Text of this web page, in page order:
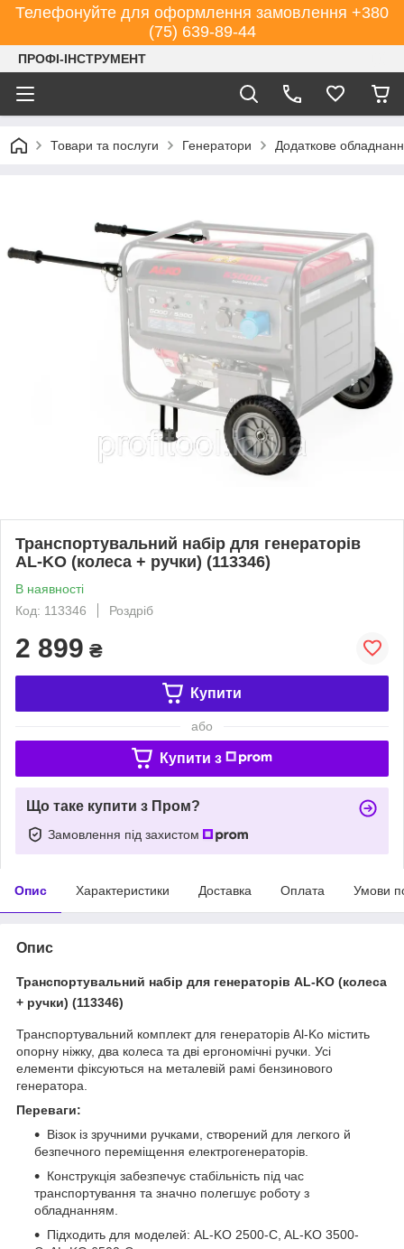
Телефонуйте для оформлення замовлення +380
(75) 639-89-44
ПРОФІ-ІНСТРУМЕНТ
Товари та послуги Генератори Додаткове
Транспортувальний набір для генераторів
AL-KO (колеса + ручки) (113346)
В наявності
Код: 113346
Роздріб
2 899 ₴
Купити
або
Купити з
Що таке купити з Пром?
Замовлення під захистом
Опис Характеристики Доставка Оплата Умови
Опис
Транспортувальний набір для генераторів AL-KO (колеса
+ ручки) (113346)
Транспортувальний комплект для генераторів Al-Ko містить
опорну ніжку, два колеса та дві ергономічні ручки. Усі
елементи фіксуються на металевій рамі бензинового
генератора.
Переваги:
Візок із зручними ручками, створений для легкого й
безпечного переміщення електрогенераторів.
Конструкція забезпечує стабільність під час
транспортування та значно полегшує роботу з
обладнанням.
Підходить для моделей: AL-KO 2500-C, AL-KO 3500-